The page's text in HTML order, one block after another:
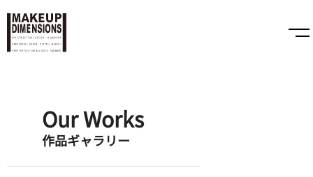
Our Works
作品ギャラリー